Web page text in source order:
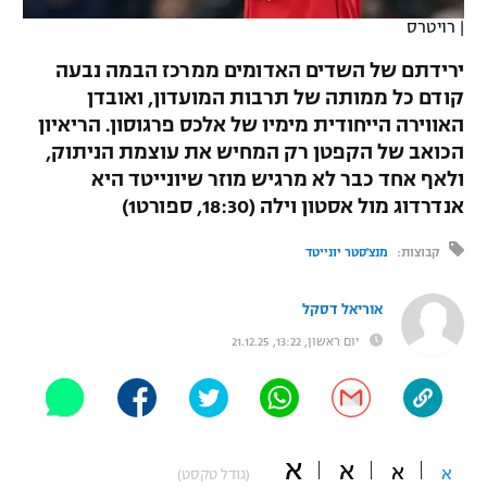
תוצאות
לוח שידורים
ברחבה
"מעל הליגה" – פודקאסט
"מחצית בשכונה" – פודקאסט
משתתפים וזוכים בפרסים
תקנון משתתפים וזוכים בפרסיםטניס
הפועל חיפה
הפועל באר שבע
מכבי נתניה
בני יהודה
ליגה הולנדית
ליגה טורקית
ליגה ברזילאית
ליגות נוספות
דני אבדיה
שחייה
ג'ודו
אגרוף
ספורט אולימפי
אופניים
ספורט מוטורי
| רויטרס
ירידתם של השדים האדומים ממרכז הבמה נבעה
קודם כל ממותה של תרבות המועדון, ואובדן
האווירה הייחודית מימיו של אלכס פרגוסון. הריאיון
הכואב של הקפטן רק המחיש את עוצמת הניתוק,
ולאף אחד כבר לא מרגיש מוזר שיונייטד היא
אנדרדוג מול אסטון וילה (18:30, ספורט1)
קבוצות: מנצ'סטר יונייטד
אוריאל דסקל
יום ראשון, 13:22, 21.12.25
א א א א (גודל טקסט)